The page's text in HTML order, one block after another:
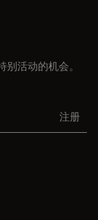
活动的机会。
注册